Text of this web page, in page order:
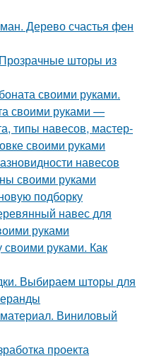
Дерево счастья фен
шторы из
своими руками.
своими руками —
типы навесов, мастер-
своими руками
навесов
своими руками
подборку
навес для
руками
руками. Как
Выбираем шторы для
Виниловый
проекта